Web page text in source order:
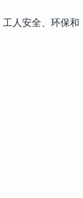
人安全、环保和